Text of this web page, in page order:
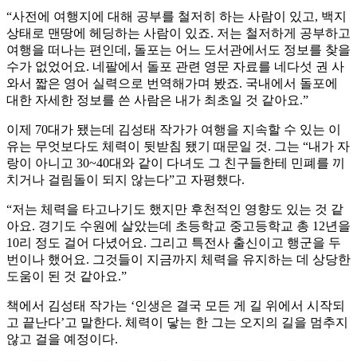
“사전에 여행지에 대해 공부를 철저히 하는 사람이 있고, 백지
상태로 맨땅에 헤딩하는 사람이 있죠. 저는 철저하게 공부하고
여행을 떠나는 편인데, 돌포는 어느 도서관에서도 정보를 찾을
수가 없었어요. 네팔에서 돌포 관련 영문 자료를 네다섯 권 사
와서 짧은 영어 실력으로 번역해가며 봤죠. 국내에서 돌포에
대한 자세한 정보를 쓴 사람은 내가 최초일 것 같아요.”
이제 70대가 됐는데 김성태 작가가 여행을 지속할 수 있는 이
유는 무엇보다도 체력이 뒷받침 됐기 때문일 것. 그는 “내가 자
랑이 아니고 30~40대와 같이 다녀도 그 친구들한테 민폐를 끼
치거나 걸림돌이 되지 않는다”고 자평했다.
“저는 체력을 타고나기도 했지만 후천적인 영향도 있는 것 같
아요. 경기도 수원에 살았는데 초등학교 중고등학교 총 12년을
10리 정도 걸어 다녔어요. 그리고 특전사 출신이고 행군을 두
번이나 했어요. 그것들이 지금까지 체력을 유지하는 데 상당한
도움이 된 것 같아요.”
책에서 김성태 작가는 ‘인생은 결국 모든 게 길 위에서 시작되
고 끝난다’고 말한다. 체력이 닿는 한 그는 오지의 길을 멈추지
않고 걸을 예정이다.